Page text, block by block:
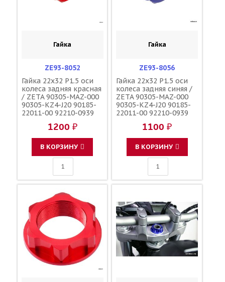
Гайка
ZE93-8052
Гайка 22x32 P1.5 оси
колеса задняя красная
/ ZETA 90305-MAZ-000
90305-KZ4-J20 90185-
22011-00 92210-0939
1200 ₽
В КОРЗИНУ
Гайка
ZE93-8056
Гайка 22x32 P1.5 оси
колеса задняя синяя /
ZETA 90305-MAZ-000
90305-KZ4-J20 90185-
22011-00 92210-0939
1100 ₽
В КОРЗИНУ